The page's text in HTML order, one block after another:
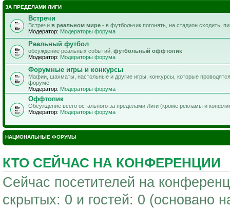
ЗА ПРЕДЕЛАМИ ЛИГИ
Встречи
Встречи в реальном мире - в футбольчик погонять, на стадион сходить,
Модератор: Модераторы форума
Реальный футбол
обсуждение реальных событий, футбольный оффтопик
Модератор: Модераторы форума
Форумные игры и конкурсы
Мафии, шахматы, настольные и другие игры, конкурсы, которые
форуме
Модератор: Модераторы форума
Оффтопик
Обсуждение всего остального за пределами Лиги (кроме рекламы и
Модератор: Модераторы форума
НАЦИОНАЛЬНЫЕ ФОРУМЫ
КТО СЕЙЧАС НА КОНФЕРЕНЦИИ
Сейчас посетителей на
скрытых: 0 и гостей: 0 (основано